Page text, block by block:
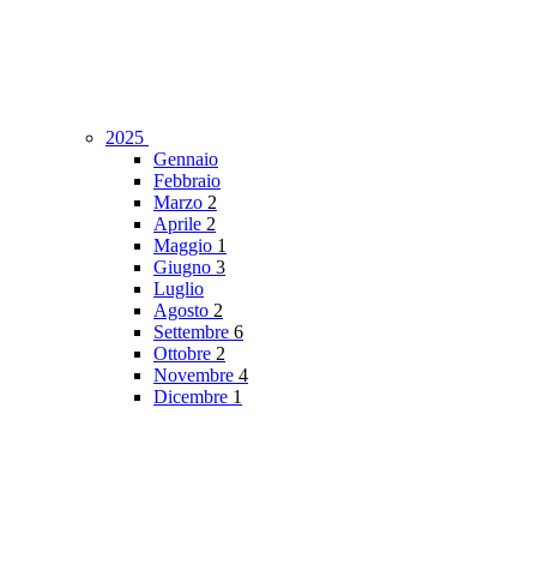
2025
Gennaio
Febbraio
Marzo 2
Aprile 2
Maggio 1
Giugno 3
Luglio
Agosto 2
Settembre 6
Ottobre 2
Novembre 4
Dicembre 1